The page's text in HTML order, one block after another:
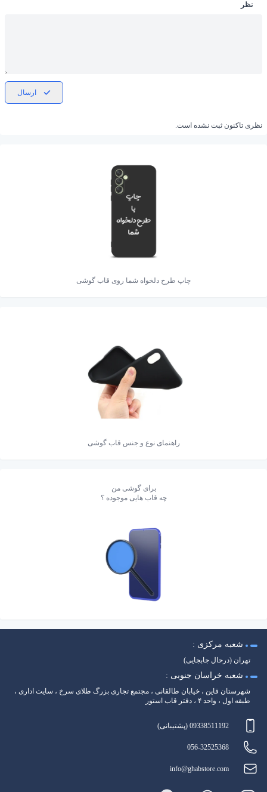
نظر
ارسال
نظری تاکنون ثبت نشده است.
چاپ طرح دلخواه شما روی قاب گوشی
راهنمای نوع و جنس قاب گوشی
برای گوشی من
چه قاب هایی موجوده ؟
شعبه مرکزی :
تهران (درحال جابجایی)
شعبه خراسان جنوبی :
شهرستان قاین ، خیابان طالقانی ، مجتمع تجاری بزرگ طلای سرخ ، سایت اداری ،
طبقه اول ، واحد ۴ ، دفتر قاب استور
09338511192 (پشتیبانی)
056-32525368
info@ghabstore.com